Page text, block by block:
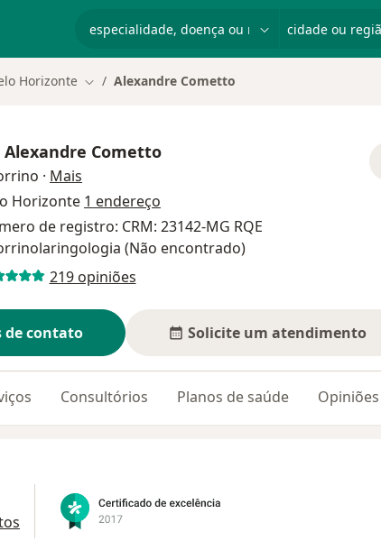
Horizonte Mudar de cidade
Alexandre Cometto
Alexandre Cometto
· Mais
Horizonte 1 endereço
de registro: CRM: 23142-MG RQE
(Não encontrado)
219 opiniões
de contato Solicite um atendimento
Consultórios Planos de saúde Opiniões